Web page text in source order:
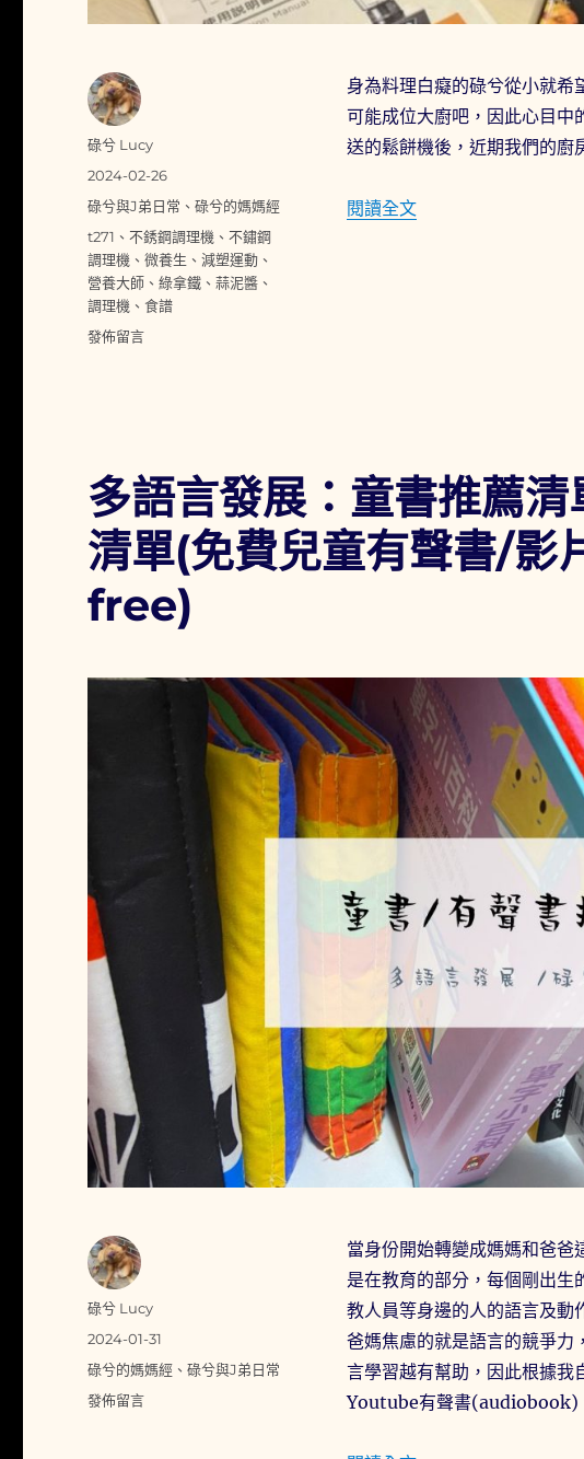
身為料理白癡的碌兮從小就希
可能成位大廚吧，因此心目
送的鬆餅機後，近期我們的
閱讀全文〈料理界笨蛋也能輕
作
者
碌兮 Lucy
發
佈
期:
2024-02-26
分
類
碌兮與J弟日常 、碌兮的媽媽經
標
籤
t271 、不銹鋼調理機 、不鏽鋼
調理機 、微養生 、減塑運動 、
營養大師 、綠拿鐵 、蒜泥醬 、
調理機 、食譜
在
能
輕
鬆
上
手
中
鏽
鋼
調
杯
款)」
無
論
是
養
生
的
拿
鐵
或
發佈留言
多語言發展：童書推薦
清單(免費兒童有聲書/
free)
當身份開始轉變成媽媽和爸爸
是在教育的部分，每個剛出生
教人員等身邊的人的語言及動
爸媽焦慮的就是語言的競爭力
言學習越有幫助，因此根據我
Youtube有聲書(audiobook)
作
者
碌兮 Lucy
發
佈
期:
2024-01-31
分
類
碌兮的媽媽經 、碌兮與J弟日常
在
發佈留言